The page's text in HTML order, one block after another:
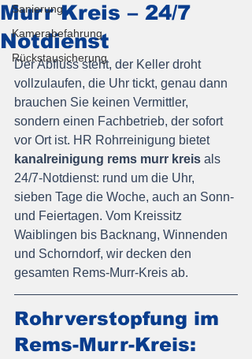
Sanierung
Kamerabefahrung
Rückstausicherung
Murr Kreis – 24/7
Notdienst
Der Abfluss steht, der Keller droht
vollzulaufen, die Uhr tickt, genau dann
brauchen Sie keinen Vermittler,
sondern einen Fachbetrieb, der sofort
vor Ort ist. HR Rohrreinigung bietet
kanalreinigung rems murr kreis als
24/7-Notdienst: rund um die Uhr,
sieben Tage die Woche, auch an Sonn-
und Feiertagen. Vom Kreissitz
Waiblingen bis Backnang, Winnenden
und Schorndorf, wir decken den
gesamten Rems-Murr-Kreis ab.
Rohrverstopfung im
Rems-Murr-Kreis: